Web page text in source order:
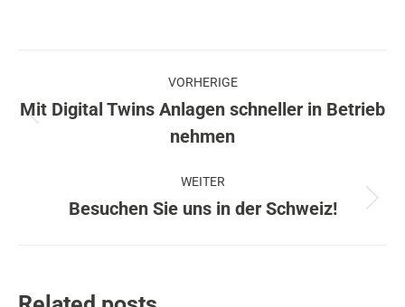
VORHERIGE
Vorheriger
Beitrag:
Mit Digital Twins Anlagen schneller in Betrieb
nehmen
WEITER
Nächster
Besuchen Sie uns in der Schweiz!